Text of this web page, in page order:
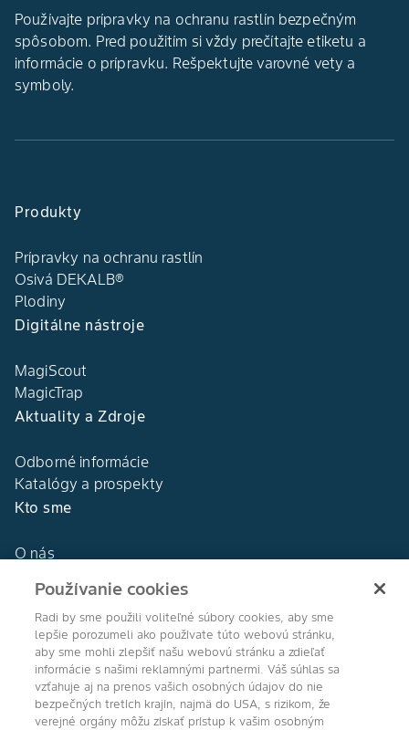
Používajte prípravky na ochranu rastlín bezpečným
spôsobom. Pred použitím si vždy prečítajte etiketu a
informácie o prípravku. Rešpektujte varovné vety a
symboly.
Produkty
Prípravky na ochranu rastlín
Osivá DEKALB®
Plodiny
Digitálne nástroje
MagiScout
MagicTrap
Aktuality a Zdroje
Odborné informácie
Katalógy a prospekty
Kto sme
O nás
DEKALB®
Naše hodnoty
Agro Bayer
Používanie cookies
Radi by sme použili voliteľné súbory cookies, aby sme
lepšie porozumeli ako používate túto webovú stránku,
aby sme mohli zlepšiť našu webovú stránku a zdieľať
informácie s našimi reklamnými partnermi. Váš súhlas sa
vzťahuje aj na prenos vašich osobných údajov do nie
bezpečných tretích krajín, najmä do USA, s rizikom, že
verejné orgány môžu získať prístup k vašim osobným